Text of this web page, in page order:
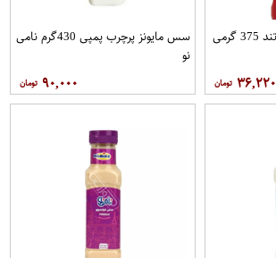
سس کچاپ اختصاصی تند 375 گرمی
۳۶,۲۲۰
سس مایونز پرچرب پمپی 430گرم نامی
نو
۹۰,۰۰۰